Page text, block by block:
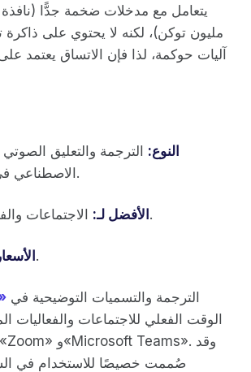
يتعامل مع مدخلات ضخمة جدًّا
مليون توكن)، لكنه لا يحتوي على
آليات حوكمة، لذا فإن الاتساق يعتمد
النوع: الترجمة والتعليق الصوتي
الاصطناعي في الوقت الفعلي.
الأفضل لـ:الاجتماعات والفعاليات المباشرة.
حسب الطلب.
الوقت الفعلي للاجتماعات والفعاليات
صُممت خصيصًا للاستخدام في